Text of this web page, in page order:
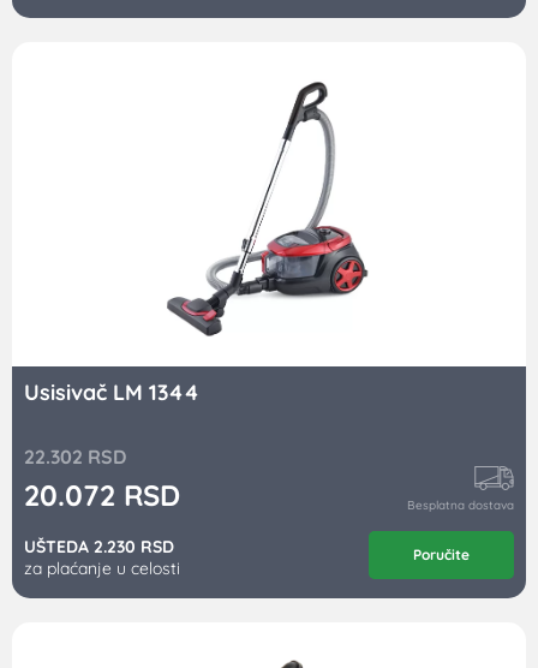
Usisivač LM 1344
22.302 RSD
20.072 RSD Besplatna dostava
UŠTEDA 2.230 RSD
za plaćanje u celosti
Poručite